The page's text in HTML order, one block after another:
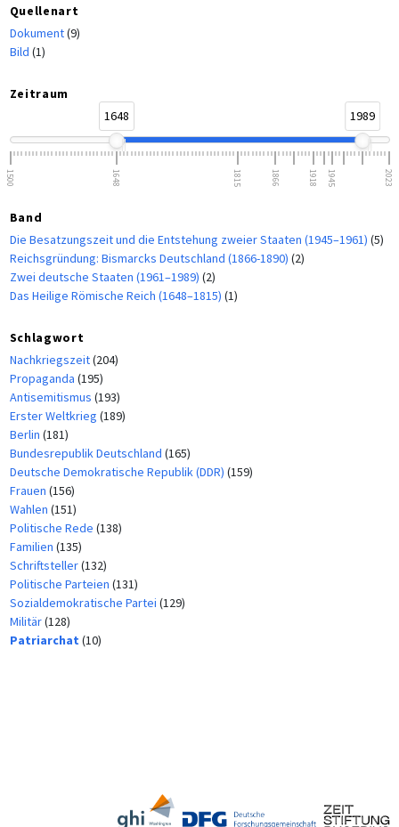
Quellenart
Dokument(9)
Bild (1)
Zeitraum
1648
1989
1500 1648 1815 1866 1918 1945 2023
Band
Die Besatzungszeit und die Entstehung zweier Staaten (1945–1961) (5)
Reichsgründung: Bismarcks Deutschland (1866-1890) (2)
Zwei deutsche Staaten (1961–1989) (2)
Das Heilige Römische Reich (1648–1815) (1)
Schlagwort
Nachkriegszeit(204)
Propaganda (195)
Antisemitismus (193)
Erster Weltkrieg (189)
Berlin (181)
Bundesrepublik Deutschland (165)
Deutsche Demokratische Republik (DDR) (159)
Frauen (156)
Wahlen (151)
Politische Rede (138)
Familien (135)
Schriftsteller(132)
Politische Parteien (131)
Sozialdemokratische Partei (129)
Militär(128)
Patriarchat (10)